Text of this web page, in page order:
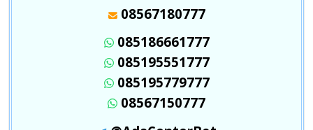
08567180777
085186661777
085195551777
085195779777
08567150777